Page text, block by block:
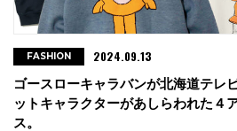
ゴースローキャラバンが北海道テレ
ットキャラクターがあしらわれた４
ス。
FASHION 2024.09.13